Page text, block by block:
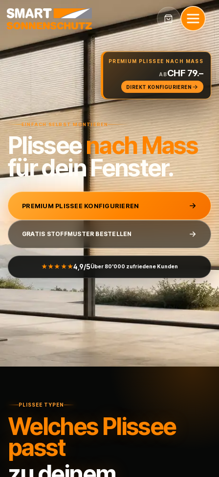
PREMIUM PLISSEE NACH MASS
ABCHF 79.–
DIREKT KONFIGURIEREN
EINFACH SELBST MONTIEREN
PlisseenachMass
für dein Fenster.
PREMIUM PLISSEE KONFIGURIEREN
GRATIS STOFFMUSTER BESTELLEN
★★★★★4,9/5Über 80'000 zufriedene Kunden
PLISSEE TYPEN
Welches Plissee
passt